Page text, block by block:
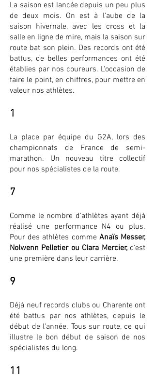
La saison est lancée depuis un peu plus
de deux mois. On est à l'aube de la
saison hivernale, avec les cross et la
salle en ligne de mire, mais la saison sur
route bat son plein. Des records ont été
battus, de belles performances ont été
établies par nos coureurs. L'occasion de
faire le point, en chiffres, pour mettre en
valeur nos athlètes.
1
La place par équipe du G2A, lors des
championnats de France de semi-
marathon. Un nouveau titre collectif
pour nos spécialistes de la route.
7
Comme le nombre d'athlètes ayant déjà
réalisé une performance N4 ou plus.
Pour des athlètes comme Anaïs Messer,
Nolwenn Pelletier ou Clara Mercier, c'est
une première dans leur carrière.
9
Déjà neuf records clubs ou Charente ont
été battus par nos athlètes, depuis le
début de l'année. Tous sur route, ce qui
illustre le bon début de saison de nos
spécialistes du long.
11